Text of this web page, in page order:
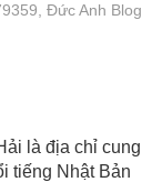
Đức Anh Blog
là địa chỉ cung
tiếng Nhật Bản